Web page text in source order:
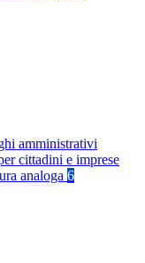
amministrativi
cittadini e imprese
analoga 6